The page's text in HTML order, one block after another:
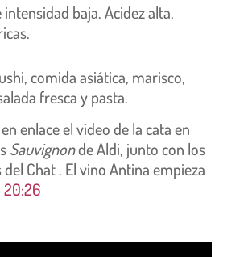
intensidad baja. Acidez alta.
comida asiática, marisco,
fresca y pasta.
enlace el vídeo de la cata en
Sauvignonde Aldi, junto con los
Chat . El vino Antina empieza
20:26